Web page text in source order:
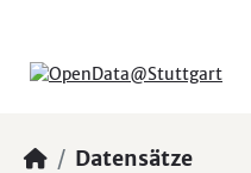
Datensätze